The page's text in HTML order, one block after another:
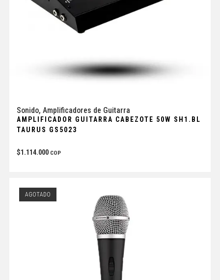
Sonido, Amplificadores de Guitarra
AMPLIFICADOR GUITARRA CABEZOTE 50W SH1.BL
TAURUS GS5023
$1.114.000 COP
AGOTADO